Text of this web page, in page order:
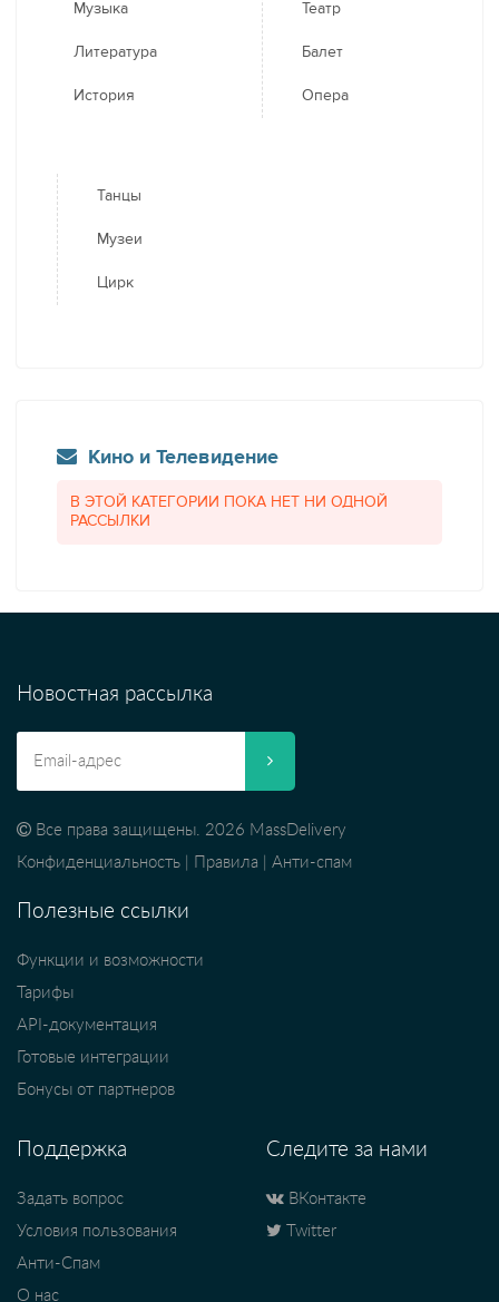
Музыка
Литература
История
Театр
Балет
Опера
Танцы
Музеи
Цирк
Кино и Телевидение
В ЭТОЙ КАТЕГОРИИ ПОКА НЕТ НИ ОДНОЙ
РАССЫЛКИ
Новостная рассылка
Все права защищены. 2026 MassDelivery
Конфиденциальность
Правила Анти-спам
Полезные ссылки
Функции и возможности
Тарифы
API-документация
Готовые интеграции
Бонусы от партнеров
Поддержка
Задать вопрос
Условия пользования
Анти-Спам
О нас
Следите за нами
ВКонтакте
Twitter